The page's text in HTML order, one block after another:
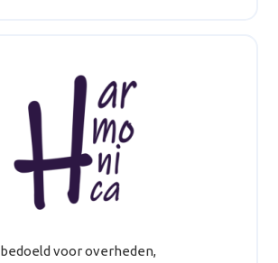
voor overheden,